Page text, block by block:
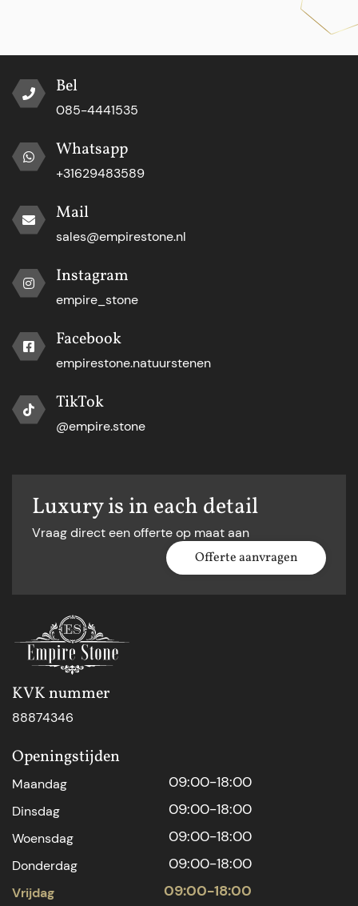
Bel
085-4441535
Whatsapp
+31629483589
Mail
sales@empirestone.nl
Instagram
empire_stone
Facebook
empirestone.natuurstenen
TikTok
@empire.stone
Luxury is in each detail
Vraag direct een offerte op maat aan
Offerte aanvragen
KVK nummer
88874346
Openingstijden
Maandag 09:00-18:00
Dinsdag 09:00-18:00
Woensdag 09:00-18:00
Donderdag 09:00-18:00
Vrijdag 09:00-18:00